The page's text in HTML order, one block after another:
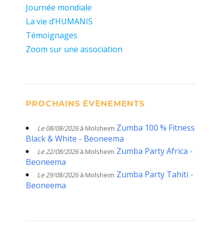
Journée mondiale
La vie d’HUMANIS
Témoignages
Zoom sur une association
PROCHAINS ÉVÈNEMENTS
Le 08/08/2026à Molsheim Zumba 100 % Fitness
Black & White - Beoneema
Le 22/08/2026à Molsheim Zumba Party Africa -
Beoneema
Le 29/08/2026à Molsheim Zumba Party Tahiti -
Beoneema